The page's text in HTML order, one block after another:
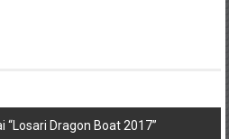
“Losari Dragon Boat 2017”